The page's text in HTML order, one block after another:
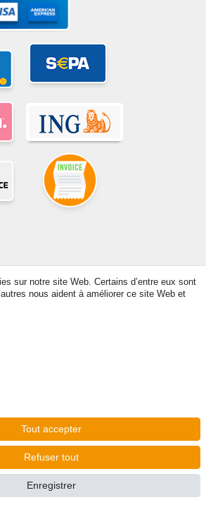
au moment de la commande sont libellés
s’appliquent aux livraisons en France !
sur notre site Web. Certains d’entre eux sont
nous aident à améliorer ce site Web et
Tout accepter
Refuser tout
Enregistrer
ici